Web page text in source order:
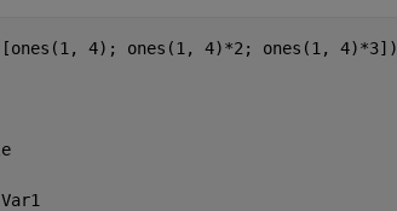
4); ones(1, 4)*2; ones(1, 4)*3])
Var1